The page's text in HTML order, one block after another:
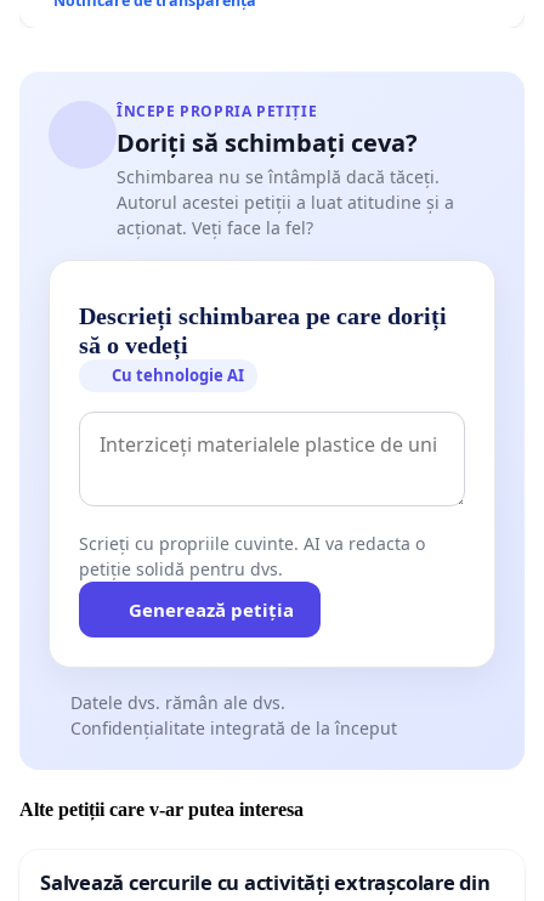
ÎNCEPE PROPRIA PETIȚIE
Doriți să schimbați ceva?
Schimbarea nu se întâmplă dacă tăceți.
Autorul acestei petiții a luat atitudine și a
acționat. Veți face la fel?
Descrieți schimbarea pe care doriți
să o vedeți
Cu tehnologie AI
Scrieți cu propriile cuvinte. AI va redacta o
petiție solidă pentru dvs.
Generează petiția
Datele dvs. rămân ale dvs.
Confidențialitate integrată de la început
Alte petiții care v-ar putea interesa
Salvează cercurile cu activități extrașcolare din